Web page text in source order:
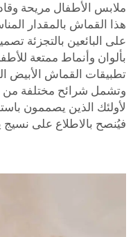
ملابس الأطفال مريحة
هذا القماش بالمقدار
على البائعين بالتجزئة
بألوان وأنماط ممتعة
تطبيقات القماش الأبيض
وتشمل شرائح مختلفة من
لأولئك الذين يصممون
فيُنصح بالاطلاع على نسيج